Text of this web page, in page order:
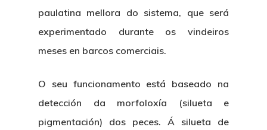
paulatina mellora do sistema, que será
experimentado durante os vindeiros
meses en barcos comerciais.
O seu funcionamento está baseado na
detección da morfoloxía (silueta e
pigmentación) dos peces. Á silueta de